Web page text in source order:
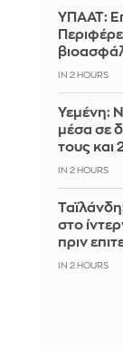
ΥΠΑΑΤ:
IN 2 HOURS
Υεμένη:
μέσα σε
τους και
IN 2 HOURS
στο
πριν
IN 2 HOURS